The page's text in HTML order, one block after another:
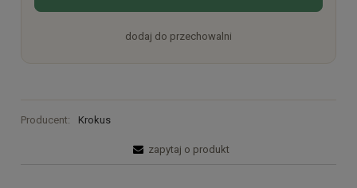
dodaj do przechowalni
Producent: Krokus
zapytaj o produkt